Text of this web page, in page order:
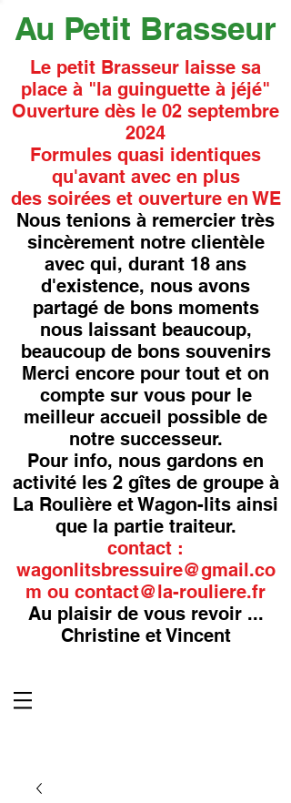
Au Petit Brasseur
Le petit Brasseur laisse sa
place à "la guinguette à jéjé"
Ouverture dès le 02 septembre
2024
Formules quasi identiques
qu'avant avec en plus
des soirées et ouverture en WE
Nous tenions à remercier très
sincèrement notre clientèle
avec qui, durant 18 ans
d'existence, nous avons
partagé de bons moments
nous laissant beaucoup,
beaucoup de bons souvenirs
Merci encore pour tout et on
compte sur vous pour le
meilleur accueil possible de
notre successeur.
Pour info, nous gardons en
activité les 2 gîtes de groupe à
La Roulière et Wagon-lits ainsi
que la partie traiteur.
contact :
wagonlitsbressuire@gmail.co
m ou contact@la-rouliere.fr
Au plaisir de vous revoir ...
Christine et Vincent